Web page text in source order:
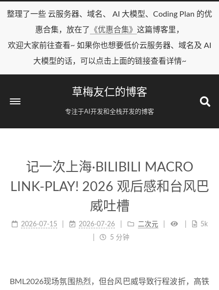
整理了一些 云服务器、域名、 AI 大模型、Coding Plan 的优
惠合集，放在了
《优惠合集》 这篇博客里，
欢迎大家前往查看~ 如果你也想要低价云服务器、域名及 AI
大模型的话，可以点击上面的链接查看详情~
草梅友仁的博客
专注于AI开发和全栈开发的博客
记一次上海·BILIBILI MACRO
LINK-PLAY! 2026 观后感和台风巴
威吐槽
2026-07-15 2026-07-26 二次元
5k
5 分钟
BML2026现场氛围热烈，但台风巴威导致行程波折，高铁